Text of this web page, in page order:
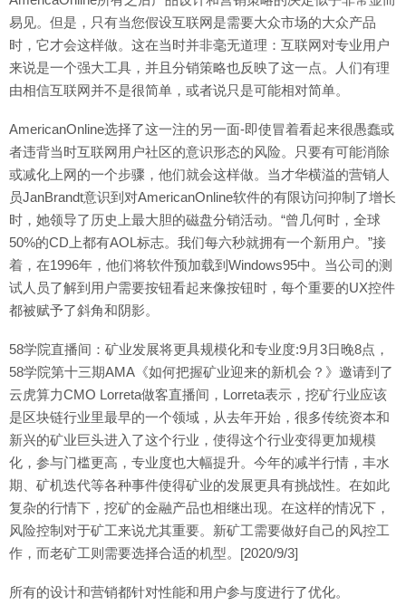
易见。但是，只有当您假设互联网是需要大众市场的大众产品
时，它才会这样做。这在当时并非毫无道理：互联网对专业用户
来说是一个强大工具，并且分销策略也反映了这一点。人们有理
由相信互联网并不是很简单，或者说只是可能相对简单。
AmericanOnline选择了这一注的另一面-即使冒着看起来很愚蠢或
者违背当时互联网用户社区的意识形态的风险。只要有可能消除
或减化上网的一个步骤，他们就会这样做。当才华横溢的营销人
员JanBrandt意识到对AmericanOnline软件的有限访问抑制了增长
时，她领导了历史上最大胆的磁盘分销活动。“曾几何时，全球
50%的CD上都有AOL标志。我们每六秒就拥有一个新用户。”接
着，在1996年，他们将软件预加载到Windows95中。当公司的测
试人员了解到用户需要按钮看起来像按钮时，每个重要的UX控件
都被赋予了斜角和阴影。
58学院直播间：矿业发展将更具规模化和专业度:9月3日晚8点，
58学院第十三期AMA《如何把握矿业迎来的新机会？》邀请到了
云虎算力CMO Lorreta做客直播间，Lorreta表示，挖矿行业应该
是区块链行业里最早的一个领域，从去年开始，很多传统资本和
新兴的矿业巨头进入了这个行业，使得这个行业变得更加规模
化，参与门槛更高，专业度也大幅提升。今年的减半行情，丰水
期、矿机迭代等各种事件使得矿业的发展更具有挑战性。在如此
复杂的行情下，挖矿的金融产品也相继出现。在这样的情况下，
风险控制对于矿工来说尤其重要。新矿工需要做好自己的风控工
作，而老矿工则需要选择合适的机型。[2020/9/3]
所有的设计和营销都针对性能和用户参与度进行了优化。